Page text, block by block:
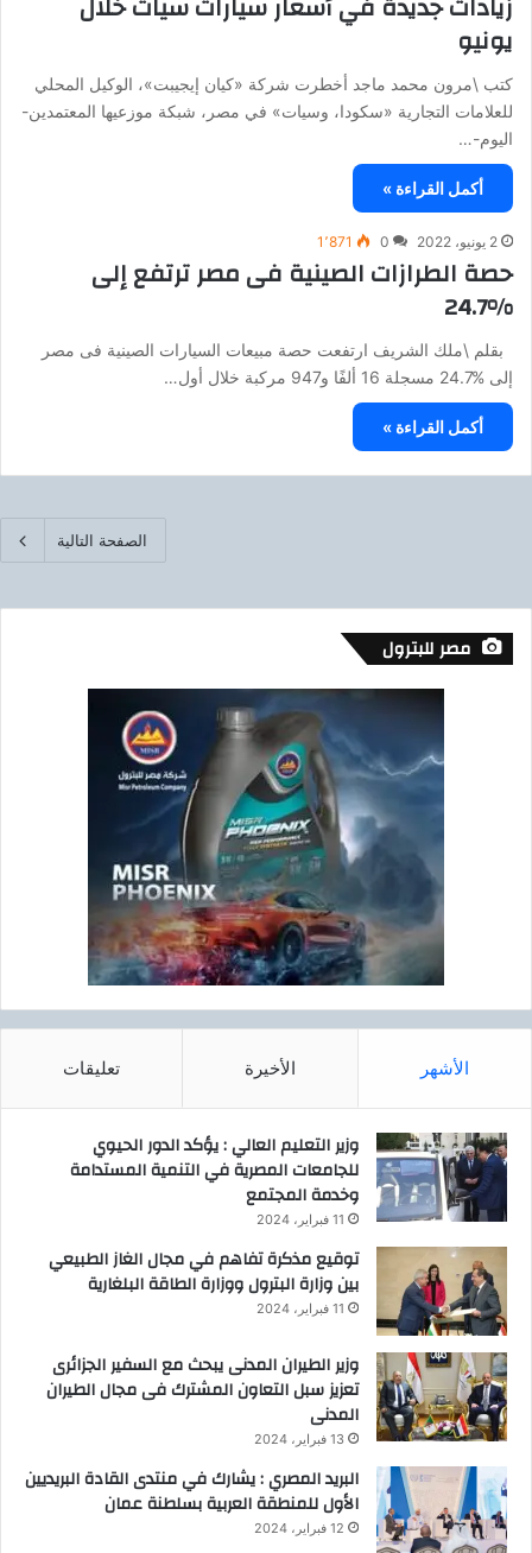
يونيو
كتب \مرون محمد ماجد أخطرت شركة «كيان إيجيبت»، الوكيل المحلي
للعلامات التجارية «سكودا، وسيات» في مصر، شبكة موزعيها المعتمدين-
اليوم-…
أكمل القراءة »
2 يونيو، 2022 0 1٬871
حصة الطرازات الصينية فى مصر ترتفع إلى
%24.7
بقلم \ملك الشريف ارتفعت حصة مبيعات السيارات الصينية فى مصر
إلى %24.7 مسجلة 16 ألفًا و947 مركبة خلال أول…
أكمل القراءة »
الصفحة التالية
مصر للبترول
الأشهر الأخيرة تعليقات
وزير التعليم العالي : يؤكد الدور الحيوي
للجامعات المصرية في التنمية المستدامة
وخدمة المجتمع
11 فبراير، 2024
توقيع مذكرة تفاهم في مجال الغاز الطبيعي
بين وزارة البترول ووزارة الطاقة البلغارية
11 فبراير، 2024
وزير الطيران المدنى يبحث مع السفير الجزائرى
تعزيز سبل التعاون المشترك فى مجال الطيران
المدنى
13 فبراير، 2024
البريد المصري : يشارك في منتدى القادة البريديين
الأول للمنطقة العربية بسلطنة عمان
12 فبراير، 2024